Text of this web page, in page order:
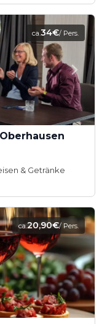
ca.34€/ Pers.
& Getränke
ca.20,90€/ Pers.